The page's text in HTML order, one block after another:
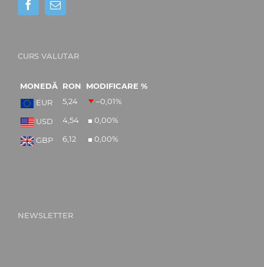
CURS VALUTAR
MONEDĂ RON
MODIFICARE %
EUR
5,24 –0,01%
USD 4,54 0,00%
GBP 6,12 0,00%
NEWSLETTER